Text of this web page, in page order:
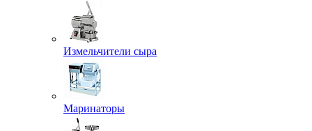
Измельчители сыра
Маринаторы